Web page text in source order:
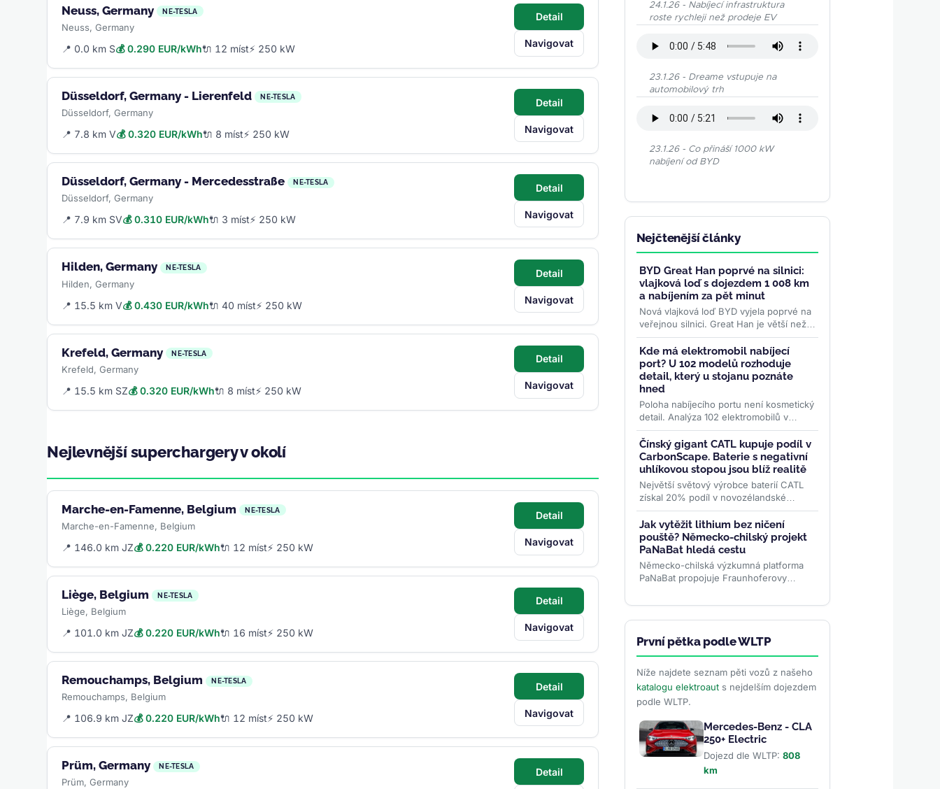
Neuss, Germany NE-TESLA
Neuss, Germany
📍 0.0 km S💰 0.290 EUR/kWh🔌 12 míst⚡ 250 kW
Detail
Navigovat
Düsseldorf, Germany - Lierenfeld NE-TESLA
Düsseldorf, Germany
📍 7.8 km V💰 0.320 EUR/kWh🔌 8 míst⚡ 250 kW
Detail
Navigovat
Düsseldorf, Germany - Mercedesstraße NE-TESLA
Düsseldorf, Germany
📍 7.9 km SV💰 0.310 EUR/kWh🔌 3 míst⚡ 250 kW
Detail
Navigovat
Hilden, Germany NE-TESLA
Hilden, Germany
📍 15.5 km V💰 0.430 EUR/kWh🔌 40 míst⚡ 250 kW
Detail
Navigovat
Krefeld, Germany NE-TESLA
Krefeld, Germany
📍 15.5 km SZ💰 0.320 EUR/kWh🔌 8 míst⚡ 250 kW
Detail
Navigovat
Nejlevnější superchargery v okolí
Marche-en-Famenne, Belgium NE-TESLA
Marche-en-Famenne, Belgium
📍 146.0 km JZ💰 0.220 EUR/kWh🔌 12 míst⚡ 250 kW
Detail
Navigovat
Liège, Belgium NE-TESLA
Liège, Belgium
📍 101.0 km JZ💰 0.220 EUR/kWh🔌 16 míst⚡ 250 kW
Detail
Navigovat
Remouchamps, Belgium NE-TESLA
Remouchamps, Belgium
📍 106.9 km JZ💰 0.220 EUR/kWh🔌 12 míst⚡ 250 kW
Detail
Navigovat
Prüm, Germany NE-TESLA
Prüm, Germany
Detail
24.1.26 - Nabíjecí infrastruktura
roste rychleji než prodeje EV
23.1.26 - Dreame vstupuje na
automobilový trh
23.1.26 - Co přináší 1000 kW
nabíjení od BYD
Nejčtenější články
BYD Great Han poprvé na silnici:
vlajková loď s dojezdem 1 008 km
a nabíjením za pět minut
Nová vlajková loď BYD vyjela poprvé na
veřejnou silnici. Great Han je větší než
Tesla Model S, ze 102kilowatthodinové
baterie slibuje až 1...>>
Kde má elektromobil nabíjecí
port? U 102 modelů rozhoduje
detail, který u stojanu poznáte
hned
Poloha nabíjecího portu není kosmetický
detail. Analýza 102 elektromobilů v
katalogu EVMagazinu ukazuje, že 43
modelů má konektor vpravo...>>
Čínský gigant CATL kupuje podíl v
CarbonScape. Baterie s negativní
uhlíkovou stopou jsou blíž realitě
Největší světový výrobce baterií CATL
získal 20% podíl v novozélandské
společnosti CarbonScape. Cílem této
strategické investice je...>>
Jak vytěžit lithium bez ničení
pouště? Německo-chilský projekt
PaNaBat hledá cestu
Německo-chilská výzkumná platforma
PaNaBat propojuje Fraunhoferovy
lithium bez odpařovacích...>>
První pětka podle WLTP
Níže najdete seznam pěti vozů z našeho
katalogu elektroauts nejdelším dojezdem
podle WLTP.
Mercedes-Benz - CLA
250+ Electric
Dojezd dle WLTP: 808
km